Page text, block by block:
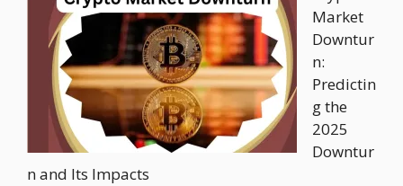
Market
Downtur
n:
Predictin
g the
2025
Downtur
n and Its Impacts